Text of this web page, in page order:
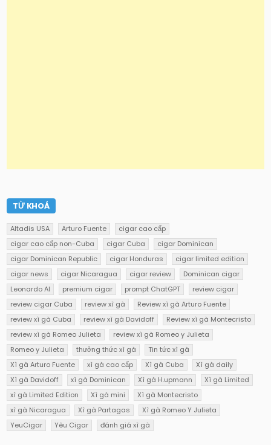
TỪ KHOÁ
Altadis USA Arturo Fuente
cigar cao cấp
cigar cao cấp non-Cuba
cigar Cuba
cigar Dominican
cigar Dominican Republic
cigar Honduras
cigar limited edition
cigar news
cigar Nicaragua cigar review
Dominican cigar
Leonardo AI
premium cigar prompt ChatGPT
review cigar
review cigar Cuba
review xì gà
Review xì gà Arturo Fuente
review xì gà Cuba
review xì gà Davidoff
Review xì gà Montecristo
review xì gà Romeo Julieta
review xì gà Romeo y Julieta
Romeo y Julieta
thưởng thức xì gà
Tin tức xì gà
Xì gà Arturo Fuente
xì gà cao cấp Xì gà Cuba
Xì gà daily
Xì gà Davidoff
xì gà Dominican Xì gà H.upmann
Xì gà Limited
xì gà Limited Edition
Xì gà mini
Xì gà Montecristo
xì gà Nicaragua
Xì gà Partagas
Xì gà Romeo Y Julieta
YeuCigar
Yêu Cigar đánh giá xì gà